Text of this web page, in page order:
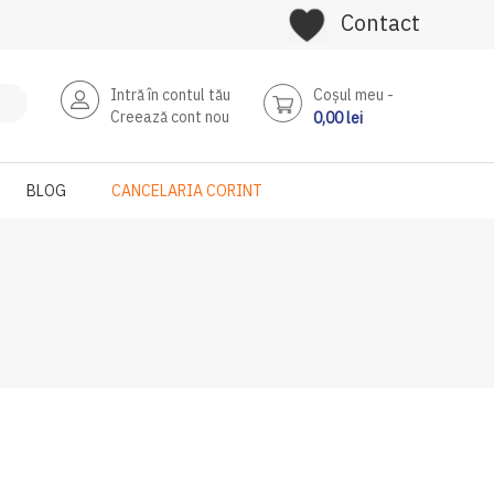
Contact
Intră în contul tău
Creează cont nou
Coşul meu
0,00 lei
BLOG CANCELARIA CORINT